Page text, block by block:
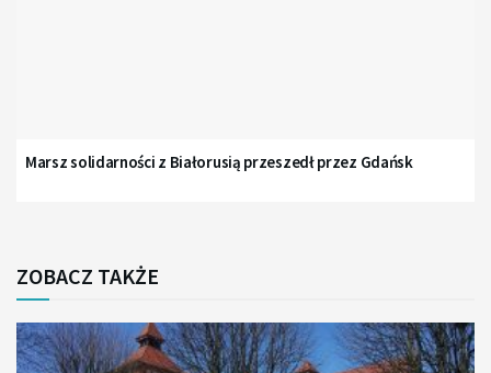
Marsz solidarności z Białorusią przeszedł przez Gdańsk
ZOBACZ TAKŻE